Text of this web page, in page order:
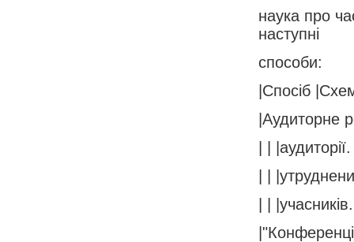
наука про
наступні
способи:
|Спосіб
|Аудиторне
| |
| |
| |